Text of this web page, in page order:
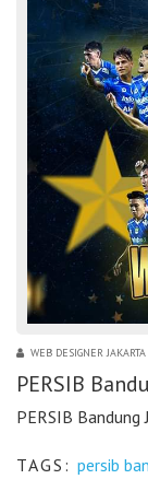
WEB DESIGNER JAKARTA
PERSIB
PERSIB
TAGS: persib